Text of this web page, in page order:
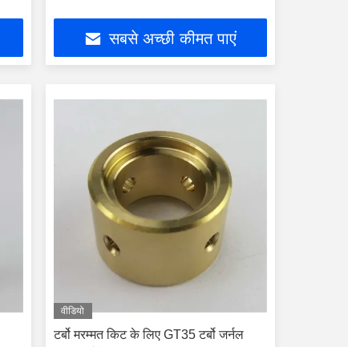
सबसे अच्छी कीमत पाएं
वीडियो
टर्बो मरम्मत किट के लिए GT35 टर्बो जर्नल